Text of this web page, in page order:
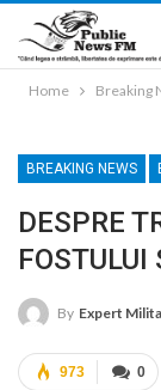
Home Breaking
BREAKING NEWS
DESPRE
FOSTULUI
By Expert Militar
0
973